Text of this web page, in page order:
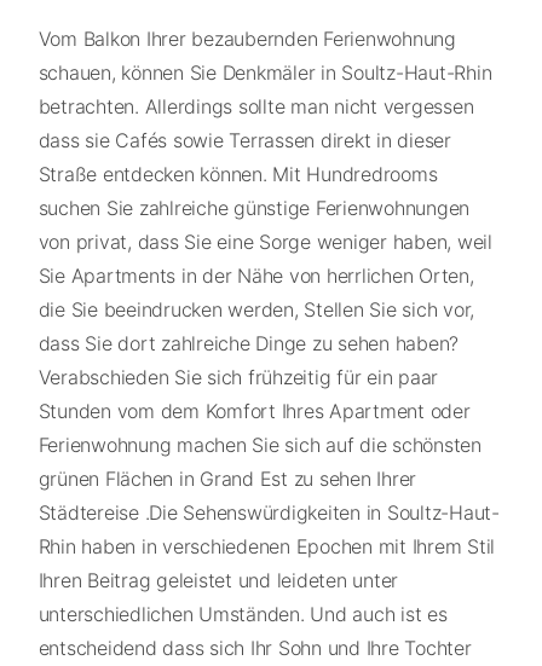
Vom Balkon Ihrer bezaubernden Ferienwohnung
schauen, können Sie Denkmäler in Soultz-Haut-Rhin
betrachten. Allerdings sollte man nicht vergessen
dass sie Cafés sowie Terrassen direkt in dieser
Straße entdecken können. Mit Hundredrooms
suchen Sie zahlreiche günstige Ferienwohnungen
von privat, dass Sie eine Sorge weniger haben, weil
Sie Apartments in der Nähe von herrlichen Orten,
die Sie beeindrucken werden, Stellen Sie sich vor,
dass Sie dort zahlreiche Dinge zu sehen haben?
Verabschieden Sie sich frühzeitig für ein paar
Stunden vom dem Komfort Ihres Apartment oder
Ferienwohnung machen Sie sich auf die schönsten
grünen Flächen in Grand Est zu sehen Ihrer
Städtereise .Die Sehenswürdigkeiten in Soultz-Haut-
Rhin haben in verschiedenen Epochen mit Ihrem Stil
Ihren Beitrag geleistet und leideten unter
unterschiedlichen Umständen. Und auch ist es
entscheidend dass sich Ihr Sohn und Ihre Tochter